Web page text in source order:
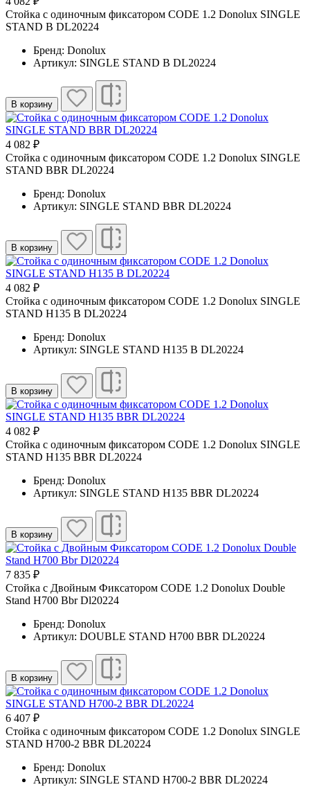
Cтойка с одиночным фиксатором CODE 1.2 Donolux SINGLE
STAND B DL20224
Бренд: Donolux
Артикул: SINGLE STAND B DL20224
В корзину
4 082 ₽
Cтойка с одиночным фиксатором CODE 1.2 Donolux SINGLE
STAND BBR DL20224
Бренд: Donolux
Артикул: SINGLE STAND BBR DL20224
В корзину
4 082 ₽
Cтойка с одиночным фиксатором CODE 1.2 Donolux SINGLE
STAND H135 B DL20224
Бренд: Donolux
Артикул: SINGLE STAND H135 B DL20224
В корзину
4 082 ₽
Cтойка с одиночным фиксатором CODE 1.2 Donolux SINGLE
STAND H135 BBR DL20224
Бренд: Donolux
Артикул: SINGLE STAND H135 BBR DL20224
В корзину
7 835 ₽
Стойка с Двойным Фиксатором CODE 1.2 Donolux Double
Stand H700 Bbr Dl20224
Бренд: Donolux
Артикул: DOUBLE STAND H700 BBR DL20224
В корзину
6 407 ₽
Cтойка с одиночным фиксатором CODE 1.2 Donolux SINGLE
STAND H700-2 BBR DL20224
Бренд: Donolux
Артикул: SINGLE STAND H700-2 BBR DL20224